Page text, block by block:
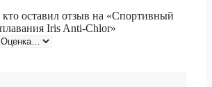
оставил отзыв на «Спортивный
Iris Anti-Chlor»